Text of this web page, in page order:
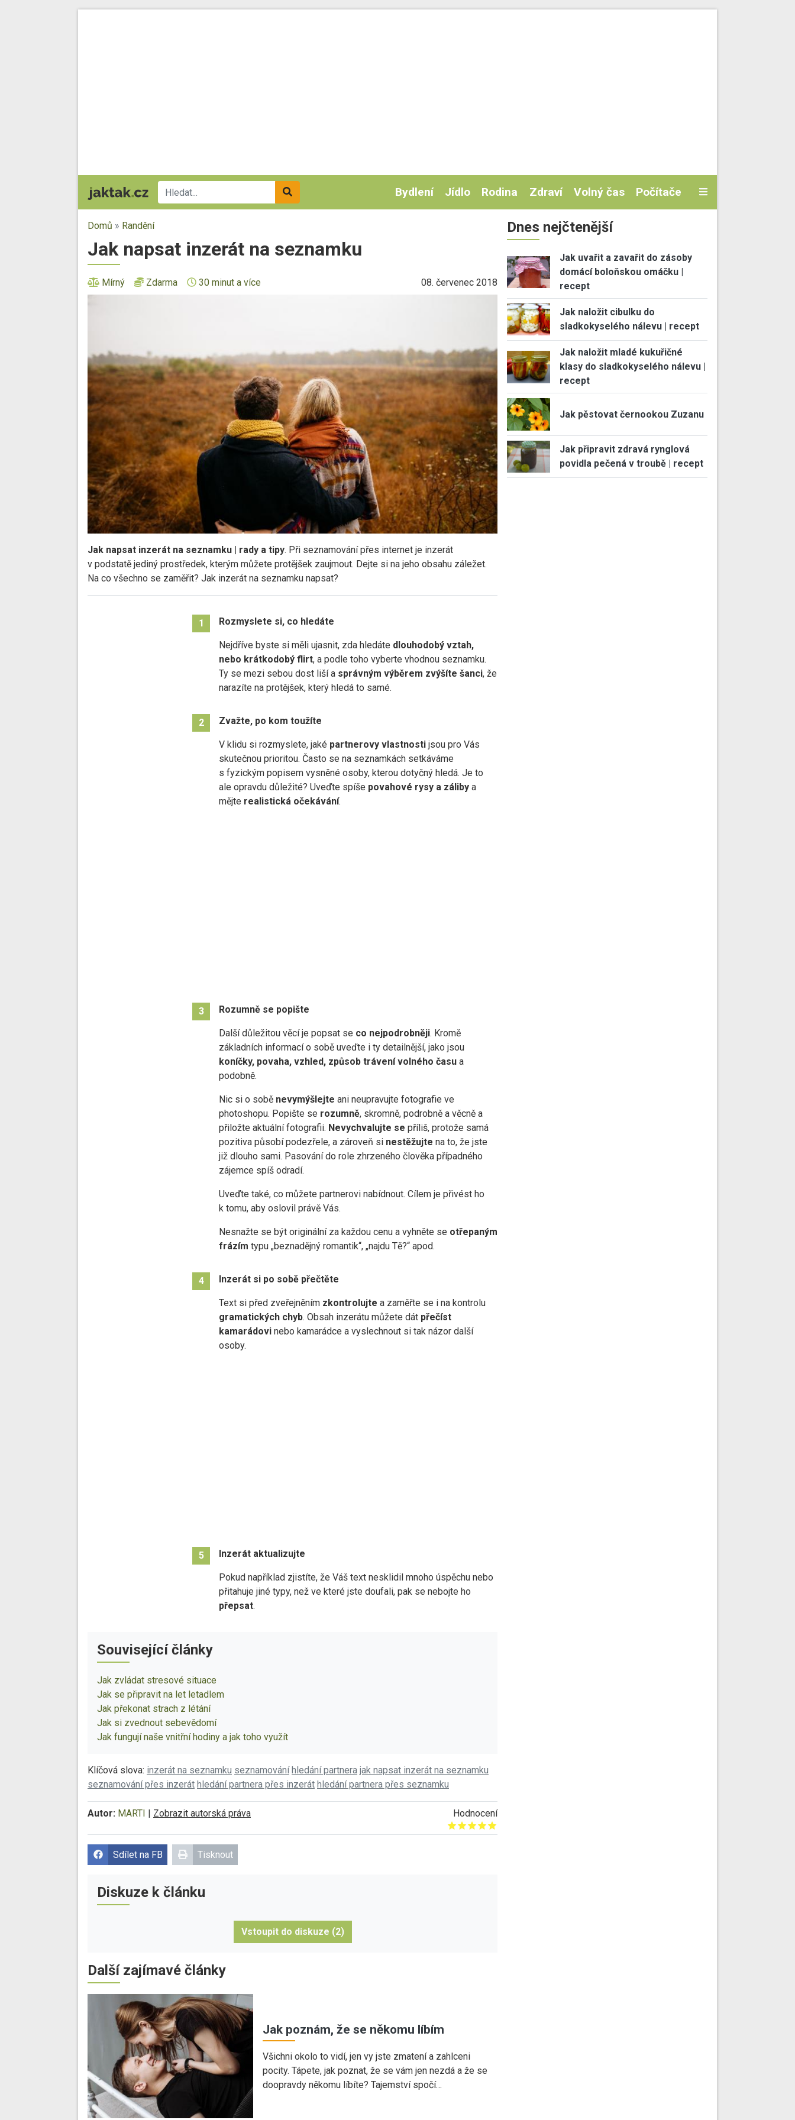
Bydlení Jídlo Rodina Zdraví Volný čas Počítače
Domů » Randění
Jak napsat inzerát na seznamku
Mírný Zdarma 30 minut a více 08. červenec 2018
Jak napsat inzerát na seznamku | rady a tipy. Při seznamování přes internet je inzerát
v podstatě jediný prostředek, kterým můžete protějšek zaujmout. Dejte si na jeho obsahu záležet.
Na co všechno se zaměřit? Jak inzerát na seznamku napsat?
1 Rozmyslete si, co hledáte
Nejdříve byste si měli ujasnit, zda hledáte dlouhodobý vztah,
nebo krátkodobý flirt, a podle toho vyberte vhodnou seznamku.
Ty se mezi sebou dost liší a správným výběrem zvýšíte šanci, že
narazíte na protějšek, který hledá to samé.
2 Zvažte, po kom toužíte
V klidu si rozmyslete, jaké partnerovy vlastnostijsou pro Vás
skutečnou prioritou. Často se na seznamkách setkáváme
s fyzickým popisem vysněné osoby, kterou dotyčný hledá. Je to
ale opravdu důležité? Uveďte spíše povahové rysy a zálibya
mějte realistická očekávání.
3 Rozumně se popište
Další důležitou věcí je popsat se co nejpodrobněji. Kromě
základních informací o sobě uveďte i ty detailnější, jako jsou
koníčky, povaha, vzhled, způsob trávení volného časua
podobně.
Nic si o sobě nevymýšlejte ani neupravujte fotografie ve
photoshopu. Popište se rozumně, skromně, podrobně a věcně a
přiložte aktuální fotografii. Nevychvalujte se příliš, protože samá
pozitiva působí podezřele, a zároveň si nestěžujte na to, že jste
již dlouho sami. Pasování do role zhrzeného člověka případného
zájemce spíš odradí.
Uveďte také, co můžete partnerovi nabídnout. Cílem je přivést ho
k tomu, aby oslovil právě Vás.
Nesnažte se být originální za každou cenu a vyhněte se otřepaným
frázím typu „beznadějný romantik“, „najdu Tě?“ apod.
4 Inzerát si po sobě přečtěte
Text si před zveřejněním zkontrolujte a zaměřte se i na kontrolu
gramatických chyb. Obsah inzerátu můžete dát přečíst
kamarádovinebo kamarádce a vyslechnout si tak názor další
osoby.
5 Inzerát aktualizujte
Pokud například zjistíte, že Váš text nesklidil mnoho úspěchu nebo
přitahuje jiné typy, než ve které jste doufali, pak se nebojte ho
přepsat.
Související články
Jak zvládat stresové situace
Jak se připravit na let letadlem
Jak překonat strach z létání
Jak si zvednout sebevědomí
Jak fungují naše vnitřní hodiny a jak toho využít
Klíčová slova: inzerát na seznamku seznamování hledání partnera jak napsat inzerát na seznamku
seznamování přes inzerát hledání partnera přes inzerát hledání partnera přes seznamku
Autor: MARTI Zobrazit autorská práva
Hodnocení
Give it 1/5
Give it 2/5
Give it 3/5
Give it 4/5
Give it 5/5
Sdílet na FB Tisknout
Diskuze k článku
Vstoupit do diskuze (2)
Další zajímavé články
Jak poznám, že se někomu líbím
Všichni okolo to vidí, jen vy jste zmatení a zahlceni
pocity. Tápete, jak poznat, že se vám jen nezdá a že se
doopravdy někomu líbíte? Tajemství spočí…
Dnes nejčtenější
Jak uvařit a zavařit do zásoby
domácí boloňskou omáčku |
recept
Jak naložit cibulku do
sladkokyselého nálevu | recept
Jak naložit mladé kukuřičné
klasy do sladkokyselého nálevu |
recept
Jak pěstovat černookou Zuzanu
Jak připravit zdravá rynglová
povidla pečená v troubě | recept